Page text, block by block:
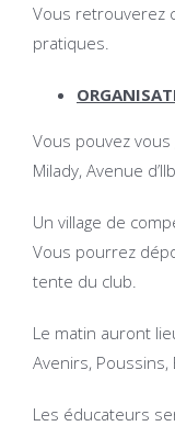
Vous retrouverez
pratiques.
Vous pouvez
Milady, Avenue
Un village de
Vous pourrez
tente du club.
Le matin auront
Avenirs, Poussins,
Les éducateurs